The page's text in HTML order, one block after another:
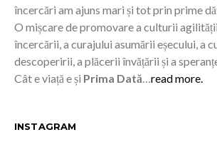
încercări am ajuns mari și tot prin prime
O mișcare de promovare a culturii
încercării, a curajului asumării eșecului, a
descoperirii, a plăcerii învățării și a
Cât e viață e și Prima Dată read more.
INSTAGRAM